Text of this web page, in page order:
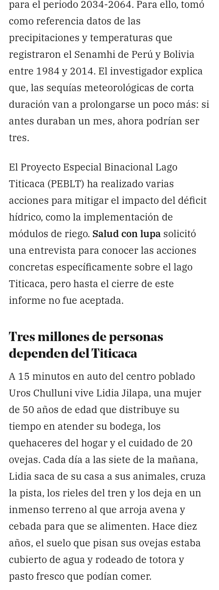
para el periodo 2034-2064. Para ello, tomó
como referencia datos de las
precipitaciones y temperaturas que
registraron el Senamhi de Perú y Bolivia
entre 1984 y 2014. El investigador explica
que, las sequías meteorológicas de corta
duración van a prolongarse un poco más: si
antes duraban un mes, ahora podrían ser
tres.
El Proyecto Especial Binacional Lago
Titicaca (PEBLT) ha realizado varias
acciones para mitigar el impacto del déficit
hídrico, como la implementación de
módulos de riego. Salud con lupasolicitó
una entrevista para conocer las acciones
concretas específicamente sobre el lago
Titicaca, pero hasta el cierre de este
informe no fue aceptada.
Tres millones de personas
dependen del Titicaca
A 15 minutos en auto del centro poblado
Uros Chulluni vive Lidia Jilapa, una mujer
de 50 años de edad que distribuye su
tiempo en atender su bodega, los
quehaceres del hogar y el cuidado de 20
ovejas. Cada día a las siete de la mañana,
Lidia saca de su casa a sus animales, cruza
la pista, los rieles del tren y los deja en un
inmenso terreno al que arroja avena y
cebada para que se alimenten. Hace diez
años, el suelo que pisan sus ovejas estaba
cubierto de agua y rodeado de totora y
pasto fresco que podían comer.